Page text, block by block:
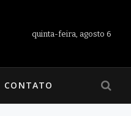
quinta-feira, agosto 6
CONTATO